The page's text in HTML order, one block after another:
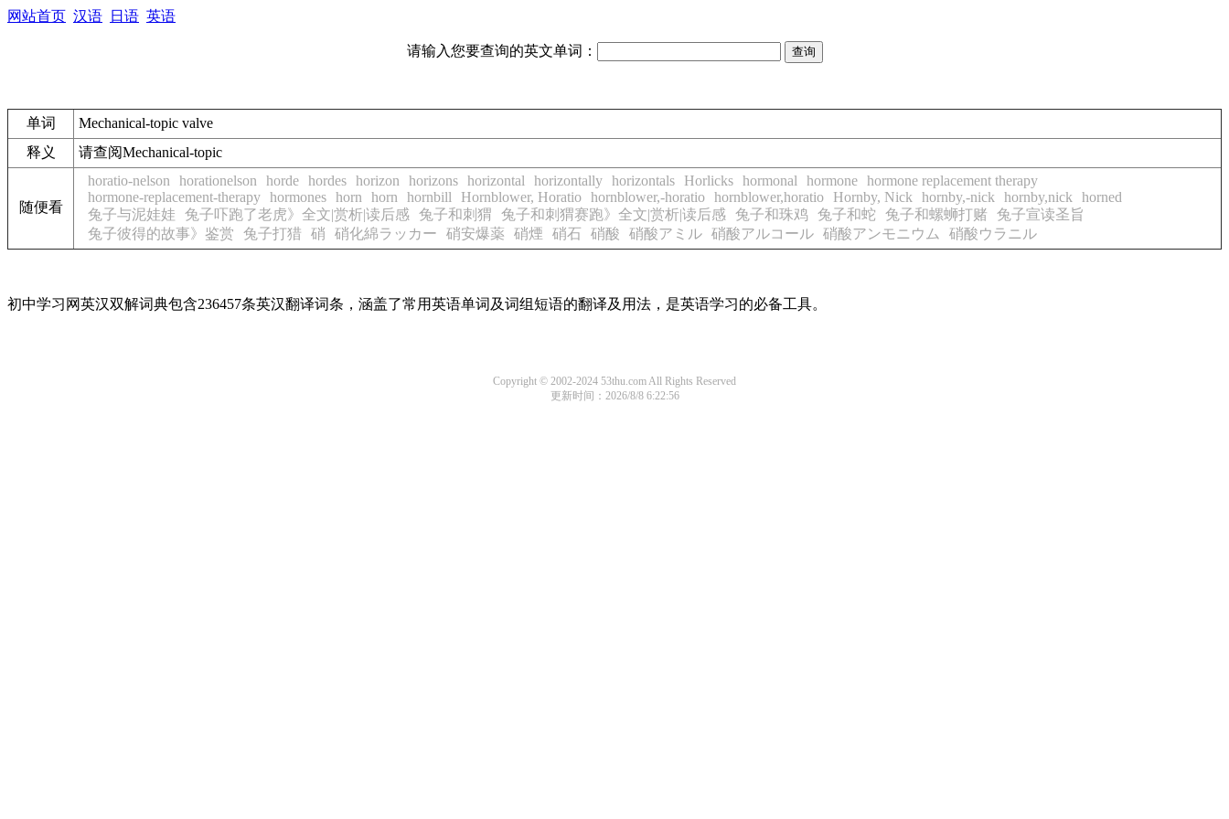
网站首页 汉语 日语 英语
请输入您要查询的英文单词：
单词
Mechanical-topic valve
释义
请查阅Mechanical-topic
随便看
horatio-nelson horationelson horde hordes horizon horizons horizontal horizontally horizontals Horlicks hormonal hormone hormone replacement therapy
hormone-replacement-therapy hormones horn horn hornbill Hornblower, Horatio hornblower,-horatio hornblower,horatio Hornby, Nick hornby,-nick hornby,nick
horned
兔子与泥娃娃
兔子吓跑了老虎》全文|赏析|读后感 兔子和刺猬 兔子和刺猬赛跑》全文|赏析|读后感 兔子和珠鸡 兔子和蛇 兔子和螺蛳打赌 兔子宣读圣旨
兔子彼得的故事》鉴赏
兔子打猎 硝 硝化綿ラッカー 硝安爆薬 硝煙 硝石 硝酸 硝酸アミル 硝酸アルコール 硝酸アンモニウム 硝酸ウラニル
初中学习网英汉双解词典包含236457条英汉翻译词条，涵盖了常用英语单词及词组短语的翻译及用法，是英语学习的必备工具。
Copyright © 2002-2024 53thu.com All Rights Reserved
更新时间：2026/8/8 6:22:56